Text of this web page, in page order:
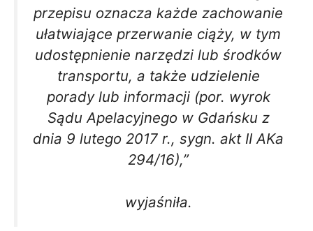
przepisu oznacza każde zachowanie
ułatwiające przerwanie ciąży, w tym
udostępnienie narzędzi lub środków
transportu, a także udzielenie
porady lub informacji (por. wyrok
Sądu Apelacyjnego w Gdańsku z
dnia 9 lutego 2017 r., sygn. akt II AKa
294/16),”
wyjaśniła.